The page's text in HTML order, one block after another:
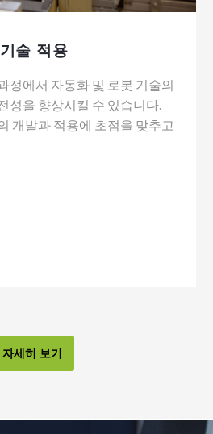
술 적용
정에서 자동화 및 로봇 기술의
성을 향상시킬 수 있습니다.
개발과 적용에 초점을 맞추고
자세히 보기